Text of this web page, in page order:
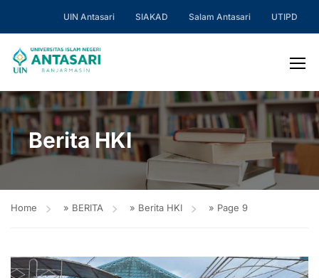
UIN Antasari SIAKAD Salam Antasari UTIPD
Berita HKI
Home » BERITA » Berita HKI » Page 9